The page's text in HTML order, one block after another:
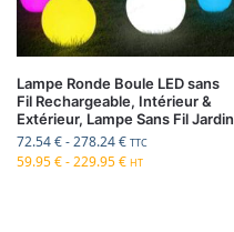
Lampe Ronde Boule LED sans
Fil Rechargeable, Intérieur &
Extérieur, Lampe Sans Fil Jardin
72.54€-278.24€ TTC
59.95€-229.95€ HT